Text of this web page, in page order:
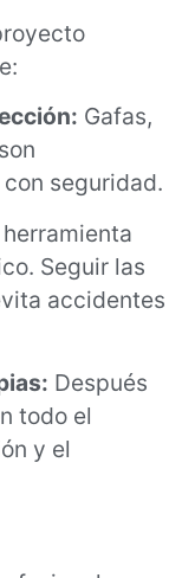
Gafas,
seguridad.
Seguir las
accidentes
Después
todo el
y el